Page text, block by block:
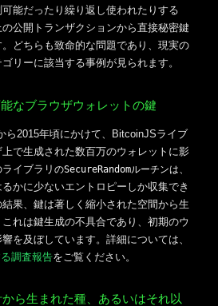
能だったり繰り返し使われたりする
公開トランザクションから直接秘密鍵
どちらも致命的な問題であり、現実の
リーに該当する事例が見られます。
なブラウザウォレットの鍵
ら2015年頃にかけて、BitcoinJSライブ
で生成された数百万のウォレットに影
イブラリ のSecureRandomルーチンは
かに少ないエントロピーしか収集でき
果、鍵は著しく縮小された空間から生
れは鍵生成の不具合であり、初期のウ
を及ぼしています。詳細については、
調査報告をご覧ください。
ら生まれた種、あるいはそれ以